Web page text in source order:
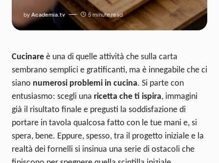
by Academia.tv 5 minute read
Cucinare è una di quelle attività che sulla carta
sembrano semplici e gratificanti, ma è innegabile che ci
siano numerosi problemi in cucina. Si parte con
entusiasmo: scegli una ricetta che ti ispira, immagini
già il risultato finale e pregusti la soddisfazione di
portare in tavola qualcosa fatto con le tue mani e, si
spera, bene. Eppure, spesso, tra il progetto iniziale e la
realtà dei fornelli si insinua una serie di ostacoli che